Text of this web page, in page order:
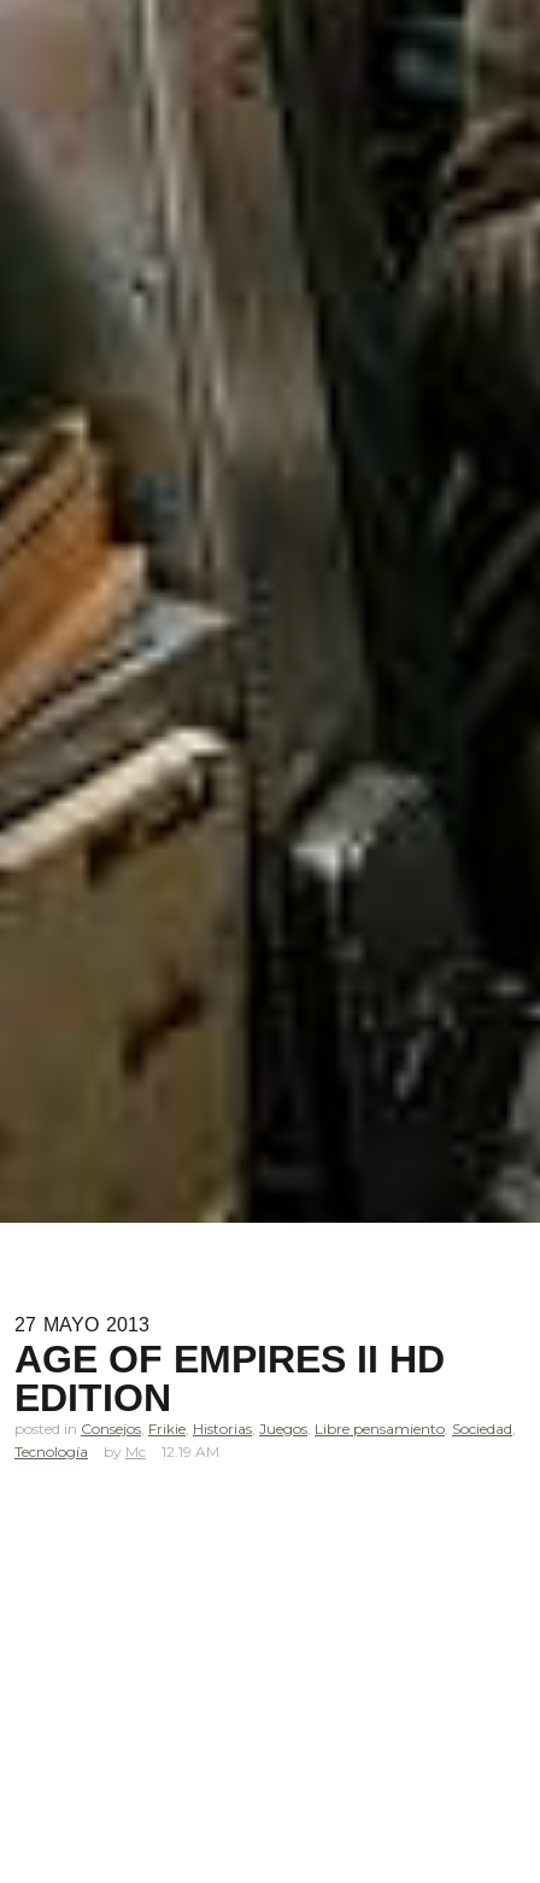
27 MAYO 2013
AGE OF EMPIRES II HD
EDITION
posted in Consejos Frikie Historias Juegos Libre pensamiento Sociedad
Tecnología
Mc 12.19 AM